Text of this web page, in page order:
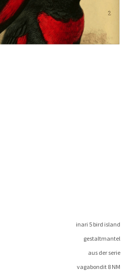
ina­ri 5 bird island
gestaltmantel
aus der serie
vagabon­dit 8 NM